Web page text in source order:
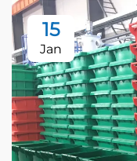
15
Jan